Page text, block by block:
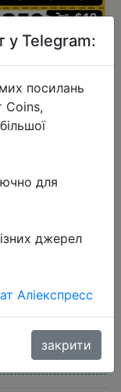
8s Gen 4
NFC
у Telegram:
посилань
Coins,
для
джерел
Аліекспресс
закрити